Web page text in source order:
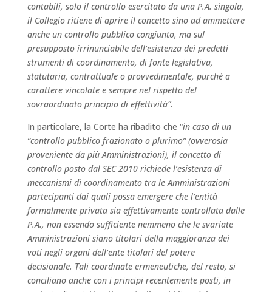
contabili, solo il controllo esercitato da una P.A. singola,
il Collegio ritiene di aprire il concetto sino ad ammettere
anche un controllo pubblico congiunto, ma sul
presupposto irrinunciabile dell’esistenza dei predetti
strumenti di coordinamento, di fonte legislativa,
statutaria, contrattuale o provvedimentale, purché a
carattere vincolate e sempre nel rispetto del
sovraordinato principio di effettività”.
In particolare, la Corte ha ribadito che “in caso di un
“controllo pubblico frazionato o plurimo” (ovverosia
proveniente da più Amministrazioni), il concetto di
controllo posto dal SEC 2010 richiede l’esistenza di
meccanismi di coordinamento tra le Amministrazioni
partecipanti dai quali possa emergere che l’entità
formalmente privata sia effettivamente controllata dalle
P.A., non essendo sufficiente nemmeno che le svariate
Amministrazioni siano titolari della maggioranza dei
voti negli organi dell’ente titolari del potere
decisionale. Tali coordinate ermeneutiche, del resto, si
conciliano anche con i principi recentemente posti, in